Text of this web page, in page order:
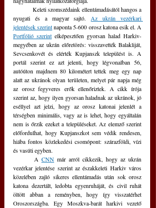
	Keleti szomszédaink ellentámadásától hangos a
nyugati és a magyar sajtó. Az ukrán vezérkari
jelentések szerint
Portfólió szerint elképesztően gyorsan halad Harkiv-
megyében az ukrán előretörés: visszavették Balakliját,
Sevcsenkovét és elérték Kupjanszk települést is. A
portál szerint ez azt jelenti, hogy légvonalban 56,
autóúton majdnem 80 kilométert tettek meg egy nap
alatt az ukránok olyan területen, melyet pár napja még
az orosz fegyveres erők ellenőriztek. A cikk írója
szerint az, hogy ilyen gyorsan haladnak az ukránok, jó
eséllyel azt jelzi, hogy az orosz katonai jelenlét a
térségben minimális, vagy az is lehet, hogy egyáltalán
nem is őrzik ezeket a településeket. Az elemző szerint
előfordulhat, hogy Kupjanszkot sem védik rendesen,
hiába fontos közlekedési csomópont: szárazföldi, vízi
és vasúti egyben.
	A
CNN már arról cikkezik, hogy az ukrán
vezérkar jelentése szerint az északkeleti Harkiv város
közelében zajló sikeres ellentámadás után sok orosz
katona dezertált, ledobta egyenruháját, és civil ruhát
öltött abban a reményben, hogy így visszatérhet
Oroszországba. Egy Moszkva-barát harkivi vezető